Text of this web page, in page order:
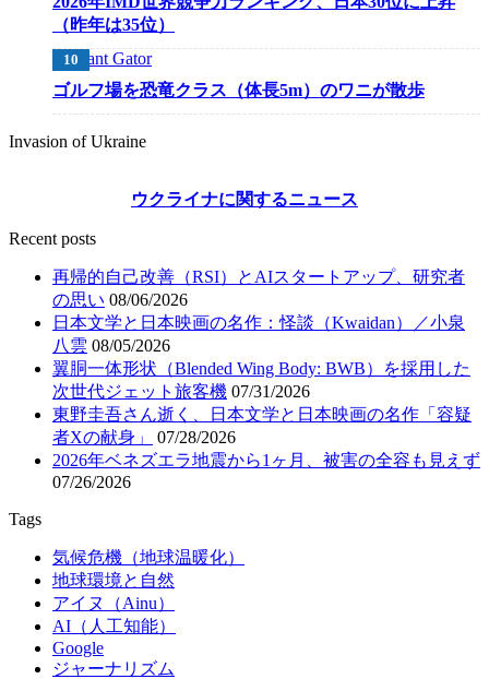
（昨年は35位）
ゴルフ場を恐竜クラス（体長5m）のワニが散歩
Invasion of Ukraine
ウクライナに関するニュース
Recent posts
再帰的自己改善（RSI）とAIスタートアップ、研究者
の思い 08/06/2026
日本文学と日本映画の名作：怪談（Kwaidan）／小泉
八雲 08/05/2026
翼胴一体形状（Blended Wing Body: BWB）を採用した
次世代ジェット旅客機 07/31/2026
東野圭吾さん逝く、日本文学と日本映画の名作「容疑
者Xの献身」
07/28/2026
2026年ベネズエラ地震から1ヶ月、被害の全容も見えず
07/26/2026
Tags
気候危機（地球温暖化）
地球環境と自然
アイヌ（Ainu）
AI（人工知能）
Google
ジャーナリズム